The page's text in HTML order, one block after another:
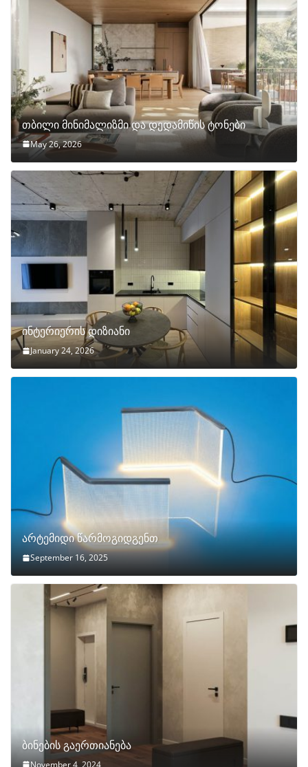
თბილი მინიმალიზმი და დედამიწის ტონები
May 26, 2026
ინტერიერის დიზიანი
January 24, 2026
არტემიდი წარმოგიდგენთ
September 16, 2025
ბინების გაერთიანება
November 4, 2024